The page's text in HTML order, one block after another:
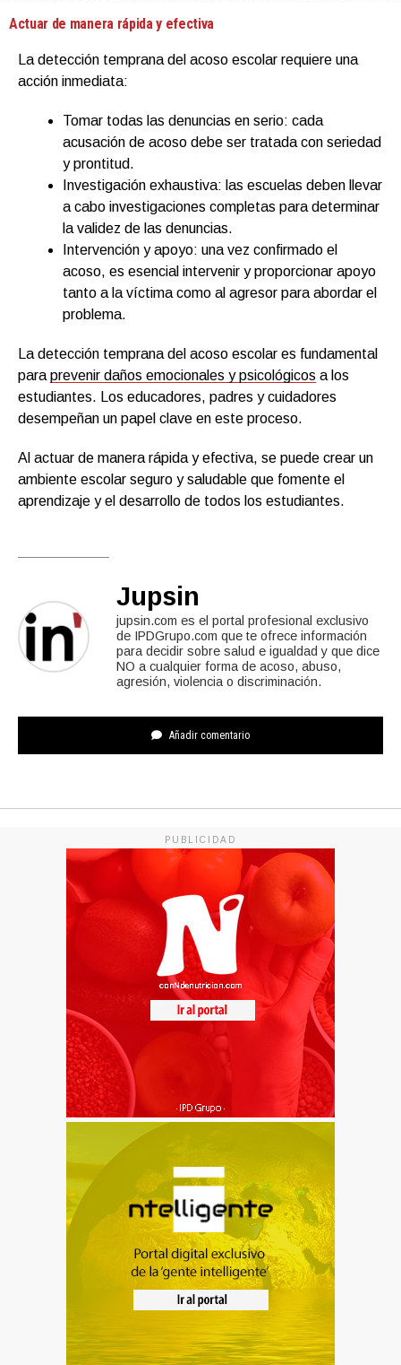
Actuar de manera rápida y efectiva
La detección temprana del acoso escolar requiere una
acción inmediata:
Tomar todas las denuncias en serio: cada
acusación de acoso debe ser tratada con seriedad
y prontitud.
Investigación exhaustiva: las escuelas deben llevar
a cabo investigaciones completas para determinar
la validez de las denuncias.
Intervención y apoyo: una vez confirmado el
acoso, es esencial intervenir y proporcionar apoyo
tanto a la víctima como al agresor para abordar el
problema.
La detección temprana del acoso escolar es fundamental
para prevenir daños emocionales y psicológicos a los
estudiantes. Los educadores, padres y cuidadores
desempeñan un papel clave en este proceso.
Al actuar de manera rápida y efectiva, se puede crear un
ambiente escolar seguro y saludable que fomente el
aprendizaje y el desarrollo de todos los estudiantes.
Jupsin
jupsin.com es el portal profesional exclusivo
de IPDGrupo.com que te ofrece información
para decidir sobre salud e igualdad y que dice
NO a cualquier forma de acoso, abuso,
agresión, violencia o discriminación.
Añadir comentario
PUBLICIDAD